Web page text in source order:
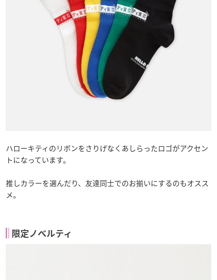
ハローキティのリボンをさりげなくあしらったロゴがアクセン
トになっています。
推しカラーを選んだり、友達同士でのお揃いにするのもオスス
メ。
限定ノベルティ